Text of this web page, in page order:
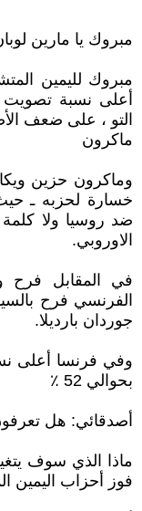
مبروك يا مارين
مبروك لليمين
أعلى نسبة
التو ، على ضعف
ماكرون
وماكرون حزين
خسارة لحزبه ـ
ضد روسيا ولا كلمة
الاوروبي.
في المقابل فرح
الفرنسي فرح
جوردان بارديلا.
بحوالي 52 ٪
أصدقائي: هل
ماذا الذي سوف
فوز أحزاب اليمين